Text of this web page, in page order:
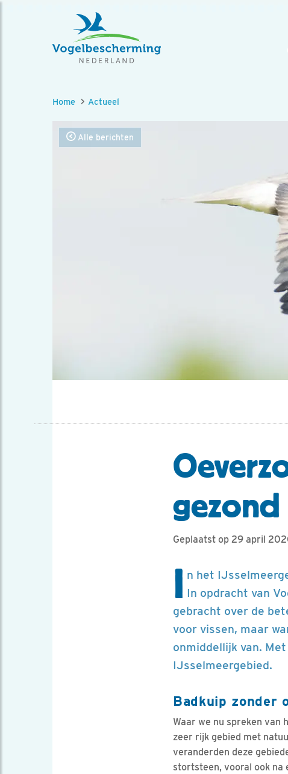
Home Actueel
Alle berichten
gezond
Geplaatst op 29 april
I n het
In opdracht van
gebracht over de
voor vissen, maar
onmiddellijk van.
IJsselmeergebied.
Badkuip zonder
Waar we nu spreken van
zeer rijk gebied met
veranderden deze
stortsteen, vooral ook na